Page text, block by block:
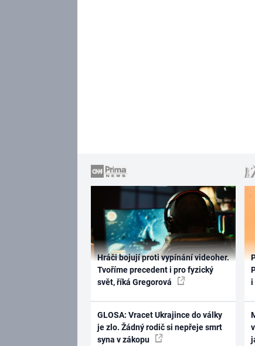
Hráči bojují proti vypínání videoher.
Tvoříme precedent i pro fyzický
svět, říká Gregorová
GLOSA: Vracet Ukrajince do války
je zlo. Žádný rodič si nepřeje smrt
syna v zákopu
i